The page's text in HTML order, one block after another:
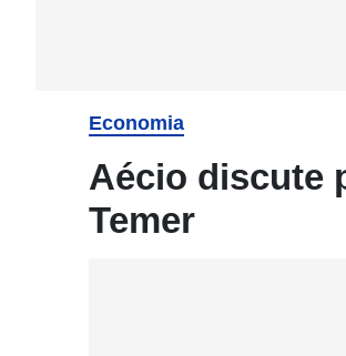
Economia
Aécio discute
Temer